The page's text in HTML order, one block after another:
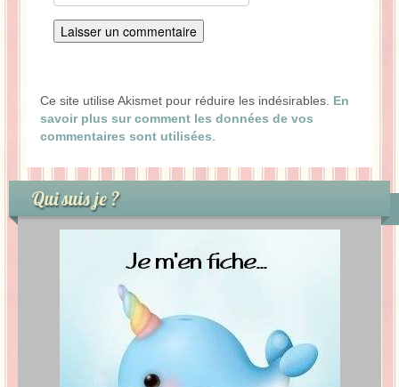
Ce site utilise Akismet pour réduire les indésirables. En
savoir plus sur comment les données de vos
commentaires sont utilisées.
Qui suis je ?